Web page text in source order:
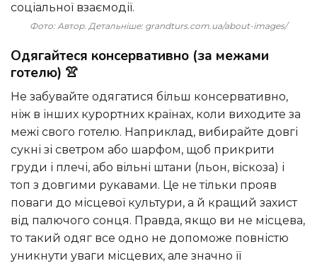
соціальної взаємодії.
Фото: Автор. Детальніше: grandturs.com.ua/about-images/
Одягайтеся консервативно (за межами
готелю) 👚
Не забувайте одягатися більш консервативно,
ніж в інших курортних країнах, коли виходите за
межі свого готелю. Наприклад, вибирайте довгі
сукні зі светром або шарфом, щоб прикрити
груди і плечі, або вільні штани (льон, віскоза) і
топ з довгими рукавами. Це не тільки прояв
поваги до місцевої культури, а й кращий захист
від палючого сонця. Правда, якщо ви не місцева,
то такий одяг все одно не допоможе повністю
уникнути уваги місцевих, але значно її